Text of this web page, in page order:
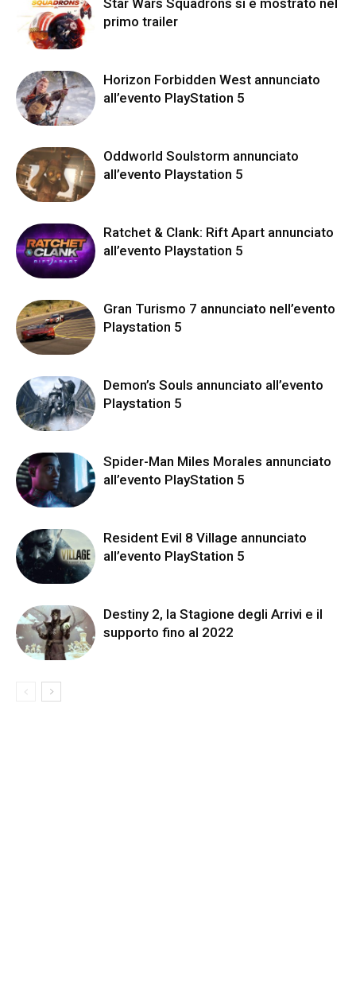
Star Wars Squadrons si è mostrato nel
primo trailer
Horizon Forbidden West annunciato
all’evento PlayStation 5
Oddworld Soulstorm annunciato
all’evento Playstation 5
Ratchet & Clank: Rift Apart annunciato
all’evento Playstation 5
Gran Turismo 7 annunciato nell’evento
Playstation 5
Demon’s Souls annunciato all’evento
Playstation 5
Spider-Man Miles Morales annunciato
all’evento PlayStation 5
Resident Evil 8 Village annunciato
all’evento PlayStation 5
Destiny 2, la Stagione degli Arrivi e il
supporto fino al 2022